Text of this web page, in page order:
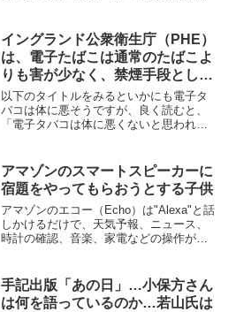
体重の減量効果を期待できるダイエット
法です。ノルウェー・オス...
イングランド公衆衛生庁（PHE）
は、電子たばこは通常のたばこよ
りも害が少なく、禁煙手段として
処方すること勧めている
以下のタイトルをみるといかにも電子タ
バコは体に悪そうですが、良く読むと、
「電子タバコは体に悪くないと思われて
疫細胞を破壊する可能性、英研究で明ら
かに 元記事のタイトル...
アマゾンのスマートスピーカーに
宿題をやってもらおうとする子供
アマゾンのエコー（Echo）は"Alexa"と話
しかけるだけで、天気予報、ニュース、
時計の確認、音楽、家電などの操作がで
男の子は「5-3=2」の計算をEchoにさ
せ...
手記出版「あの日」…小保方さん
は何を語っているのか…若山氏は